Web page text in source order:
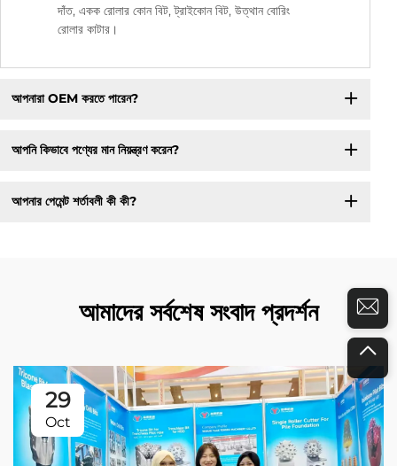
দাঁত, একক রোলার কোন বিট, ট্রাইকোন বিট, উত্থান বোরিং
রোলার কাটার।
আপনারা OEM করতে পারেন?
আপনি কিভাবে পণ্যের মান নিয়ন্ত্রণ করেন?
আপনার পেমেন্ট শর্তাবলী কী কী?
আমাদের সর্বশেষ সংবাদ প্রদর্শন
29
Oct